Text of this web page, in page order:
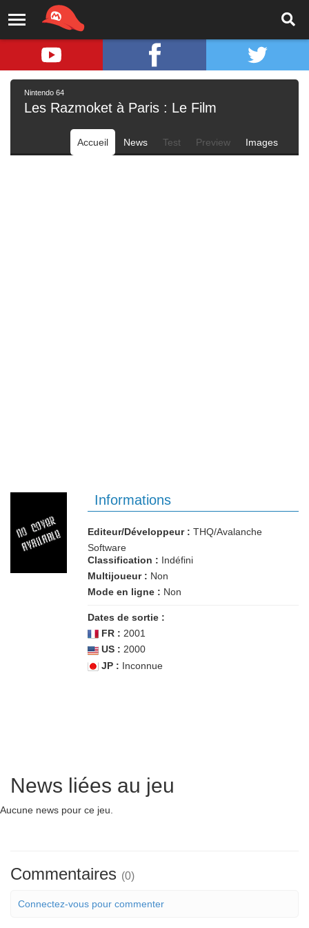
Nintendo 64
Les Razmoket à Paris : Le Film
Accueil News Test Preview Images
Informations
Editeur/Développeur : THQ/Avalanche
Software
Classification : Indéfini
Multijoueur : Non
Mode en ligne : Non
Dates de sortie :
FR : 2001
US : 2000
JP : Inconnue
News liées au jeu
Aucune news pour ce jeu.
Commentaires (0)
Connectez-vous pour commenter